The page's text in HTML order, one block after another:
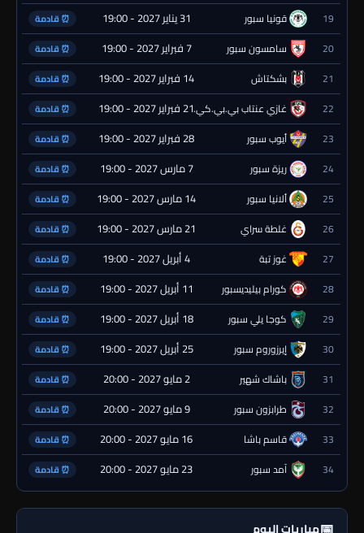
19 قونيا سبور 31 يناير 2027 - 19:00 ⏰ قادمة
20 سامسون سبور 7 فبراير 2027 - 19:00 ⏰ قادمة
21 بشكتاش 14 فبراير 2027 - 19:00 ⏰ قادمة
22 غازي عنتاب بي.بي.كي.21 فبراير 2027 - 19:00 ⏰ قادمة
23 أيوب سبور 28 فبراير 2027 - 19:00 ⏰ قادمة
24 ريزة سبور 7 مارس 2027 - 19:00 ⏰ قادمة
25 ألانيا سبور 14 مارس 2027 - 19:00 ⏰ قادمة
26 غلطة سراي 21 مارس 2027 - 19:00 ⏰ قادمة
27 غوز تبة 4 أبريل 2027 - 19:00 ⏰ قادمة
28 كورام بيليديسبور 11 أبريل 2027 - 19:00 ⏰ قادمة
29 كوجا يلي سبور 18 أبريل 2027 - 19:00 ⏰ قادمة
30 إيرزوروم سبور 25 أبريل 2027 - 19:00 ⏰ قادمة
31 باشاك شهير 2 مايو 2027 - 20:00 ⏰ قادمة
32 طرابزون سبور 9 مايو 2027 - 20:00 ⏰ قادمة
33 قاسم باشا 16 مايو 2027 - 20:00 ⏰ قادمة
34 آمد سبور 23 مايو 2027 - 20:00 ⏰ قادمة